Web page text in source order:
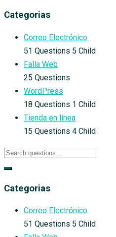
Categorias
Correo Electrónico
51 Questions 5 Child
Falla Web
25 Questions
WordPress
18 Questions 1 Child
Tienda en línea
15 Questions 4 Child
Categorias
Correo Electrónico
51 Questions 5 Child